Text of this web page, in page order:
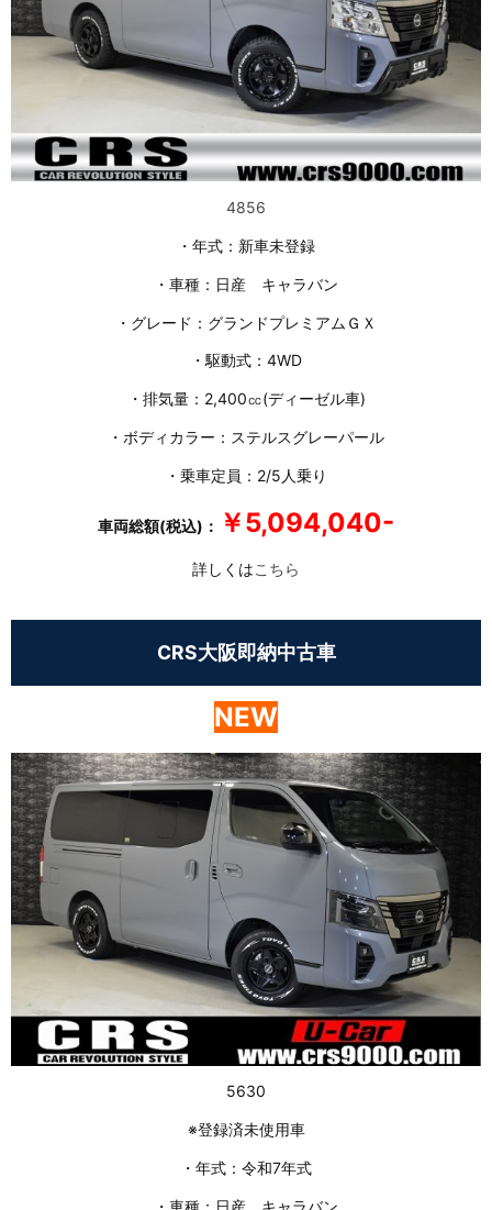
4856
・年式：新車未登録
・車種：日産 キャラバン
・グレード：グランドプレミアムＧＸ
・駆動式：4WD
・排気量：2,400㏄(ディーゼル車)
・ボディカラー：ステルスグレーパール
・乗車定員：2/5人乗り
車両総額(税込)： ￥5,094,040-
詳しくはこちら
CRS大阪即納中古車
NEW
5630
※登録済未使用車
・年式：令和7年式
・車種：日産 キャラバン